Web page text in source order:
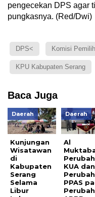
pengecekan DPS agar
pungkasnya. (Red/Dwi)
DPS< Komisi
KPU Kabupaten Serang
Baca Juga
Daerah
Kunjungan
Wisatawan
di
Kabupaten
Serang
Selama
Libur
Daerah
Al
KUA dan
PPAS